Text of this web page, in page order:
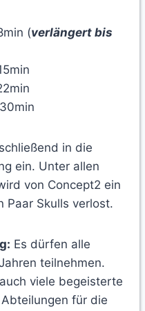
(verlängert bis
in die
ein. Unter allen
von Concept2 ein
Paar Skulls verlost.
Es dürfen alle
teilnehmen.
viele begeisterte
für die